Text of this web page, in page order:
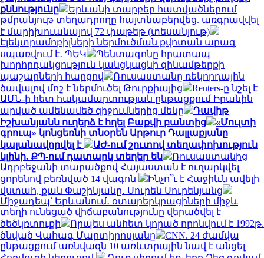
քննությունը
Երևանի տարբեր հատվածներում
թմրանյութ տեղադրողը հայտնաբերվեց. առգրավվել
է մարիխուանայով 72 փաթեթ (տեսանյութ)
Էլեկտրամոբիլների ներմուծման քվոտան արագ
սպառվում է․ ՊԵԿ
Պենտագոնը հրատապ
խորհրդակցություն կանցկացնի զինամթերքի
պաշարների հարցով
Ռուսաստանը ռեկորդային
ծավալով մոշ է ներմուծել Թուրքիայից
Reuters-ը նշել է
ԱՄՆ-ի հետ հակամարտության ընթացքում Իրանին
արված ամենամեծ զիջումներից մեկը
Դավիթ
Իշխանյանն ուղերձ է հղել Բաքվի բանտից
«Մուլտի
գրուպ» կոնցեռնի տնօրեն Արթուր Դալլաքյանը
կալանավորվել է
ԱԺ-ում շուտով տեղափոխություն
կլինի. ՔՊ-ում դատարկ տեղեր են
Ռուսաստանից
Ադրբեջանի տարածքով Հայաստան է ուղարկվել
ցորենով բեռնված 14 վագոն
Ինչո՞ւ է Հաջիևն ավելի
վստահ, քան Փաշինյանը․ Սուրեն Սուրենյանց
Միջադեպ՝ Երևանում․ օտարերկրացիների միջև
տեղի ունեցած վիճաբանությունը վերածվել է
ծեծկռտուքի
Որպես անհետ կորած որոնվում է 1992թ.
ծնված Վահագ Մարտիրոսյանը
CNN. 24 ժամվա
ընթացքում առնվազն 10 առևտրային նավ է անցել